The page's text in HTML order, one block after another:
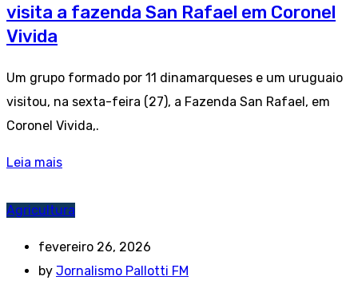
visita a fazenda San Rafael em Coronel
Vivida
Um grupo formado por 11 dinamarqueses e um uruguaio
visitou, na sexta-feira (27), a Fazenda San Rafael, em
Coronel Vivida,.
Leia mais
Agricultura
fevereiro 26, 2026
by Jornalismo Pallotti FM